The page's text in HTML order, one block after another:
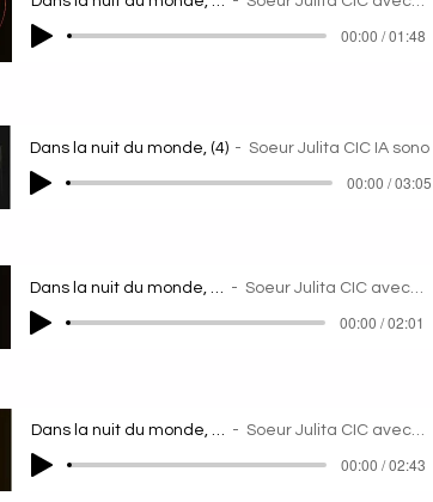
00:00 / 01:48
Dans la nuit du monde, (4) Soeur Julita CIC IA sono
00:00 / 03:05
Dans la nuit du monde, (2) Soeur Julita CIC avec IA
00:00 / 02:01
Dans la nuit du monde, (3) Soeur Julita CIC avec IA
00:00 / 02:43